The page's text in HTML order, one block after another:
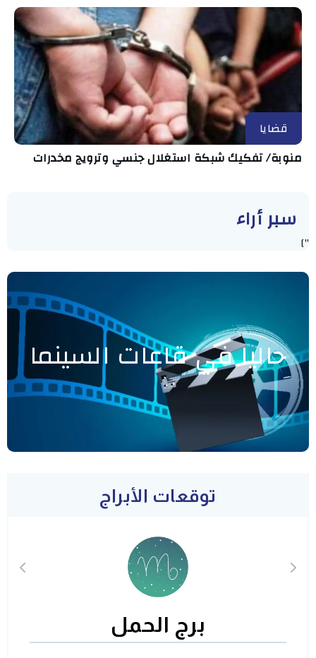
قضايا
منوبة/ تفكيك شبكة استغلال جنسي وترويج مخدرات
سبر أراء
"]
حاليا في قاعات السينما
توقعات الأبراج
برج الحمل